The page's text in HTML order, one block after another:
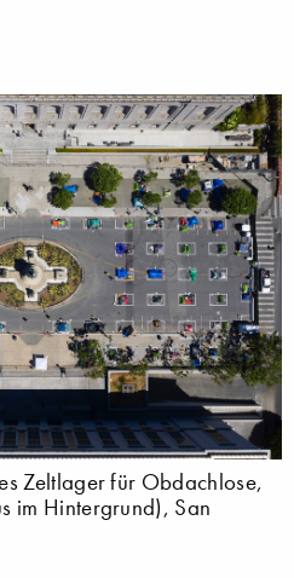
Zeltlager für Obdachlose,
im Hintergrund), San